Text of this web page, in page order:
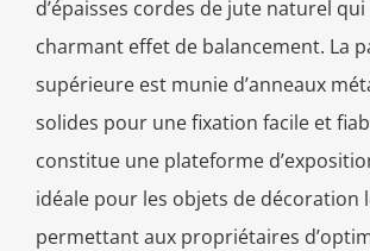
d’épaisses cordes de jute naturel
charmant effet de balancement. La
supérieure est munie d’anneaux
solides pour une fixation facile et
constitue une plateforme
idéale pour les objets de décoration
permettant aux propriétaires